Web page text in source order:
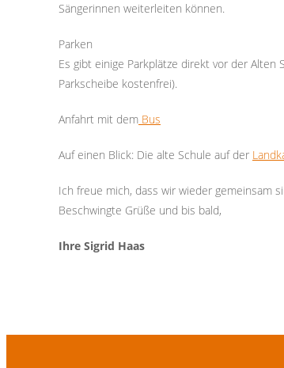
Sängerinnen weiterleiten können.
Parken
Es gibt einige Parkplätze direkt vor der Alten
Parkscheibe kostenfrei).
Anfahrt mit dem Bus
Auf einen Blick: Die alte Schule auf der
Ich freue mich, dass wir wieder gemeinsam
Beschwingte Grüße und bis bald,
Ihre Sigrid Haas